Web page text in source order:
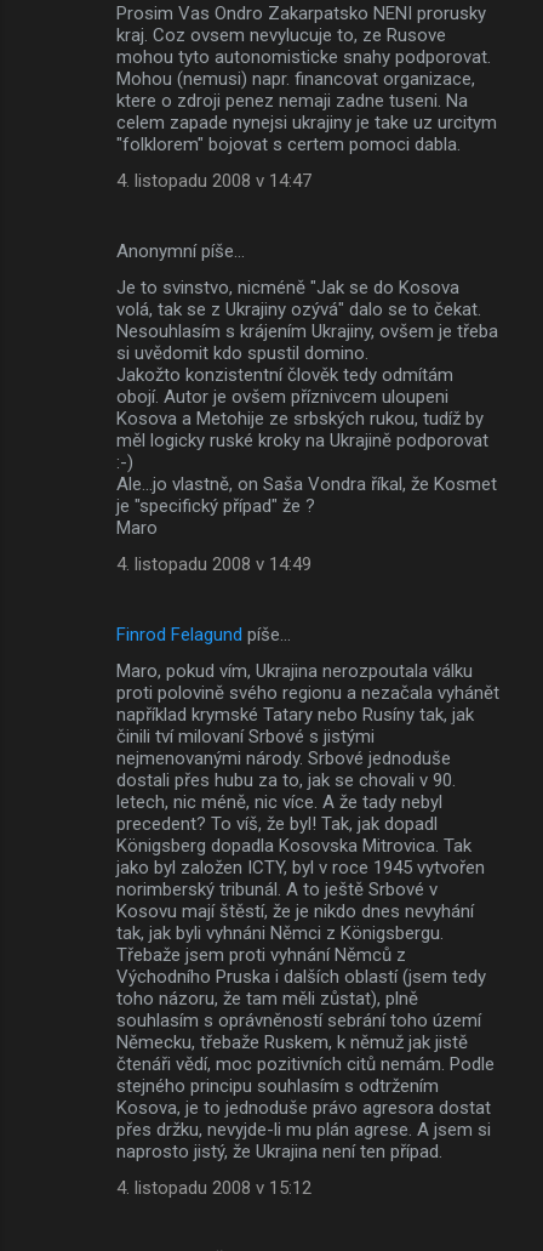
Prosim Vas Ondro Zakarpatsko NENI prorusky
kraj. Coz ovsem nevylucuje to, ze Rusove
mohou tyto autonomisticke snahy podporovat.
Mohou (nemusi) napr. financovat organizace,
ktere o zdroji penez nemaji zadne tuseni. Na
celem zapade nynejsi ukrajiny je take uz urcitym
"folklorem" bojovat s certem pomoci dabla.
4. listopadu 2008 v 14:47
Anonymní píše…
Je to svinstvo, nicméně "Jak se do Kosova
volá, tak se z Ukrajiny ozývá" dalo se to čekat.
Nesouhlasím s krájením Ukrajiny, ovšem je třeba
si uvědomit kdo spustil domino.
Jakožto konzistentní člověk tedy odmítám
obojí. Autor je ovšem příznivcem uloupeni
Kosova a Metohije ze srbských rukou, tudíž by
měl logicky ruské kroky na Ukrajině podporovat
:-)
Ale...jo vlastně, on Saša Vondra říkal, že Kosmet
je "specifický případ" že ?
Maro
4. listopadu 2008 v 14:49
Finrod Felagund píše…
Maro, pokud vím, Ukrajina nerozpoutala válku
proti polovině svého regionu a nezačala vyhánět
například krymské Tatary nebo Rusíny tak, jak
činili tví milovaní Srbové s jistými
nejmenovanými národy. Srbové jednoduše
dostali přes hubu za to, jak se chovali v 90.
letech, nic méně, nic více. A že tady nebyl
precedent? To víš, že byl! Tak, jak dopadl
Königsberg dopadla Kosovska Mitrovica. Tak
jako byl založen ICTY, byl v roce 1945 vytvořen
norimberský tribunál. A to ještě Srbové v
Kosovu mají štěstí, že je nikdo dnes nevyhání
tak, jak byli vyhnáni Němci z Königsbergu.
Třebaže jsem proti vyhnání Němců z
Východního Pruska i dalších oblastí (jsem tedy
toho názoru, že tam měli zůstat), plně
souhlasím s oprávněností sebrání toho území
Německu, třebaže Ruskem, k němuž jak jistě
čtenáři vědí, moc pozitivních citů nemám. Podle
stejného principu souhlasím s odtržením
Kosova, je to jednoduše právo agresora dostat
přes držku, nevyjde-li mu plán agrese. A jsem si
naprosto jistý, že Ukrajina není ten případ.
4. listopadu 2008 v 15:12